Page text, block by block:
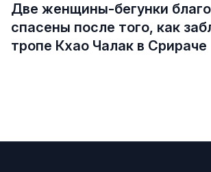
Две женщины-бегунки
спасены после того, как
тропе Кхао Чалак в Срираче